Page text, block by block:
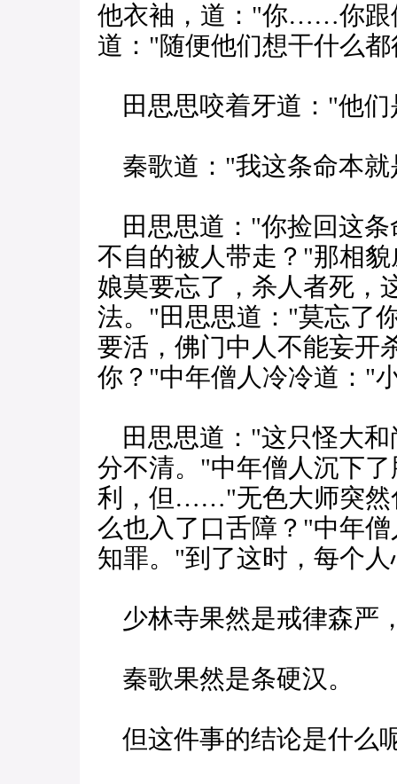
他衣袖，道："你……你跟
道："随便他们想干什么
田思思咬着牙道："他们
秦歌道："我这条命本就
田思思道："你捡回这条
不自的被人带走？"那相
娘莫要忘了，杀人者死，
法。"田思思道："莫忘了
要活，佛门中人不能妄开
你？"中年僧人冷冷道："
田思思道："这只怪大和
分不清。"中年僧人沉下
利，但……"无色大师突然
么也入了口舌障？"中年
知罪。"到了这时，每个
少林寺果然是戒律森严
秦歌果然是条硬汉。
但这件事的结论是什么